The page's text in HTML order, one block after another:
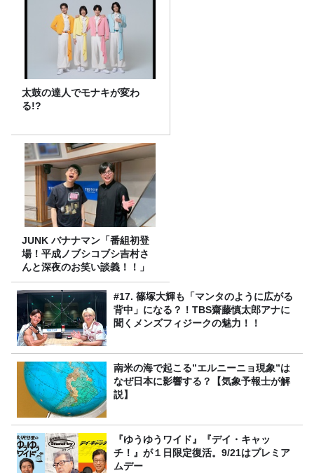
太鼓の達人でモナキが変わ
る!?
JUNK バナナマン「番組初登
場！平成ノブシコブシ吉村さ
んと深夜のお笑い談義！！」
#17. 篠塚大輝も「マンタのように広がる
背中」になる？！TBS齋藤慎太郎アナに
聞くメンズフィジークの魅力！！
南米の海で起こる”エルニーニョ現象”は
なぜ日本に影響する？【気象予報士が解
説】
『ゆうゆうワイド』『デイ・キャッ
チ！』が１日限定復活。9/21はプレミア
ムデー